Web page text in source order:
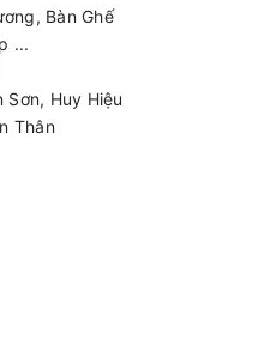
Bàn Ghế
...
Sơn, Huy Hiệu
Thân